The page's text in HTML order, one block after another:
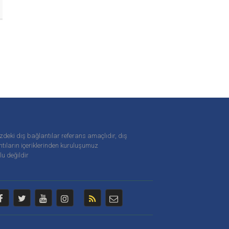
dış bağlantılar referans amaçlıdır, dış
içeriklerinden kuruluşumuz
değildir